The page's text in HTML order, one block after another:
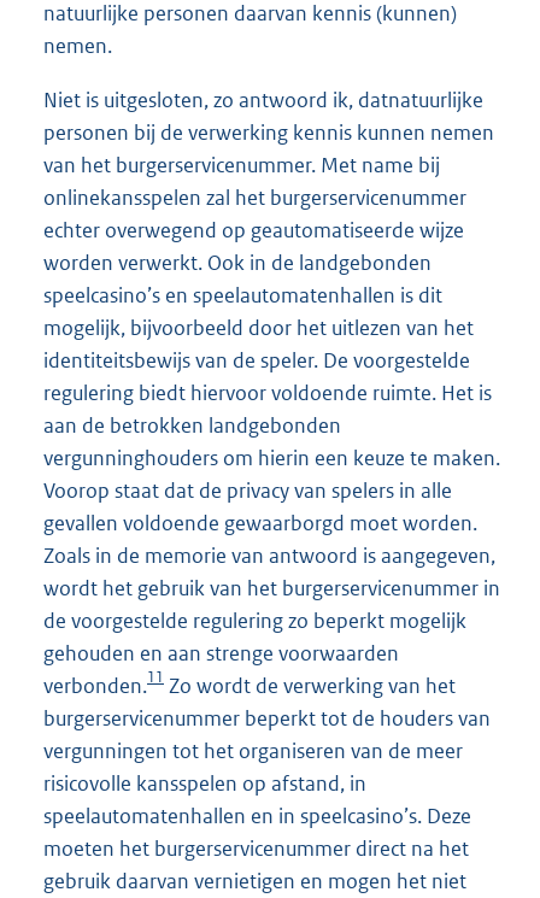
natuurlijke personen daarvan kennis (kunnen)
nemen.
Niet is uitgesloten, zo antwoord ik, datnatuurlijke
personen bij de verwerking kennis kunnen nemen
van het burgerservicenummer. Met name bij
onlinekansspelen zal het burgerservicenummer
echter overwegend op geautomatiseerde wijze
worden verwerkt. Ook in de landgebonden
speelcasino’s en speelautomatenhallen is dit
mogelijk, bijvoorbeeld door het uitlezen van het
identiteitsbewijs van de speler. De voorgestelde
regulering biedt hiervoor voldoende ruimte. Het is
aan de betrokken landgebonden
vergunninghouders om hierin een keuze te maken.
Voorop staat dat de privacy van spelers in alle
gevallen voldoende gewaarborgd moet worden.
Zoals in de memorie van antwoord is aangegeven,
wordt het gebruik van het burgerservicenummer in
de voorgestelde regulering zo beperkt mogelijk
gehouden en aan strenge voorwaarden
verbonden.11 Zo wordt de verwerking van het
burgerservicenummer beperkt tot de houders van
vergunningen tot het organiseren van de meer
risicovolle kansspelen op afstand, in
speelautomatenhallen en in speelcasino’s. Deze
moeten het burgerservicenummer direct na het
gebruik daarvan vernietigen en mogen het niet